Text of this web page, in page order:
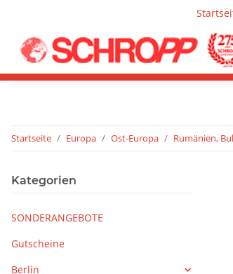
Startseite Europa Ost-Europa Rumänien,
Kategorien
SONDERANGEBOTE
Gutscheine
Berlin